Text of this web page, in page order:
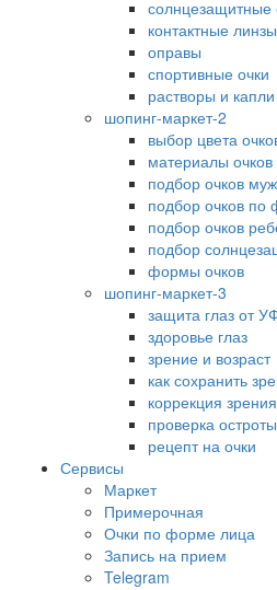
солнцезащитные
контактные линзы
оправы
спортивные очки
растворы и капли
шопинг-маркет-2
выбор цвета
материалы очков
подбор очков
подбор очков
подбор очков
подбор
формы очков
шопинг-маркет-3
защита глаз от
здоровье глаз
зрение и возраст
как сохранить
коррекция
проверка
рецепт на очки
Сервисы
Маркет
Примерочная
Очки по форме лица
Запись на прием
Telegram